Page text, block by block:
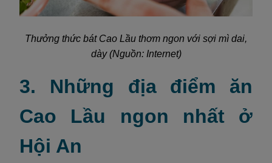
Thưởng thức bát Cao Lầu thơm ngon với sợi mì dai,
dày (Nguồn: Internet)
3. Những địa điểm ăn
Cao Lầu ngon nhất ở
Hội An